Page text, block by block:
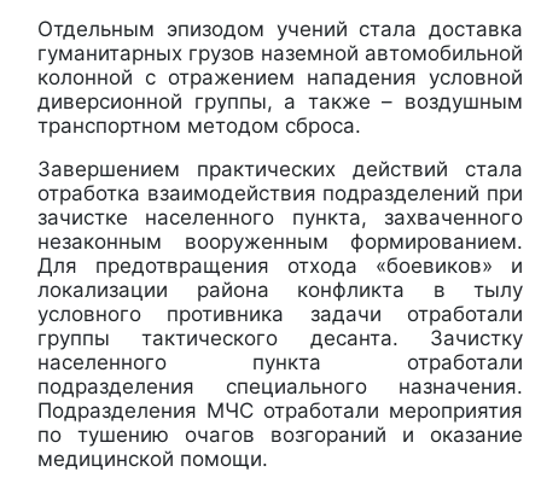
Отдельным эпизодом учений стала доставка
гуманитарных грузов наземной автомобильной
колонной с отражением нападения условной
диверсионной группы, а также – воздушным
транспортном методом сброса.
Завершением практических действий стала
отработка взаимодействия подразделений при
зачистке населенного пункта, захваченного
незаконным вооруженным формированием.
Для предотвращения отхода «боевиков» и
локализации района конфликта в тылу
условного противника задачи отработали
группы тактического десанта. Зачистку
населенного пункта отработали
подразделения специального назначения.
Подразделения МЧС отработали мероприятия
по тушению очагов возгораний и оказание
медицинской помощи.